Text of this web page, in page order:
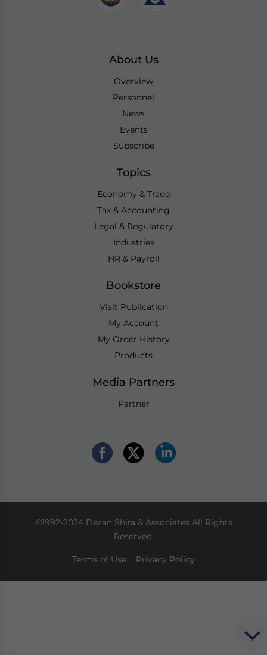
About Us
Overview
Personnel
News
Events
Subscribe
Topics
Economy & Trade
Tax & Accounting
Legal & Regulatory
Industries
HR & Payroll
Bookstore
Visit Publication
My Account
My Order History
Products
Media Partners
Partner
©1992-2024 Dezan Shira & Associates All Rights
Reserved.
Terms of Use Privacy Policy